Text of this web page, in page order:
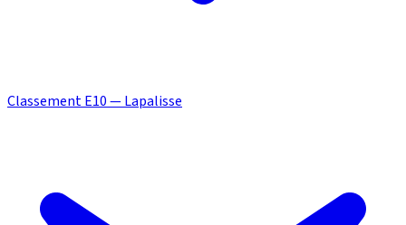
Classement E10 — Lapalisse